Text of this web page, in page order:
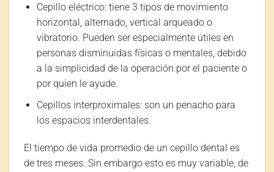
Cepillo eléctrico: tiene 3 tipos de movimiento
horizontal, alternado, vertical arqueado o
vibratorio. Pueden ser especialmente útiles en
personas disminuidas físicas o mentales, debido
a la simplicidad de la operación por el paciente o
por quien le ayude.
Cepillos interproximales: son un penacho para
los espacios interdentales.
El tiempo de vida promedio de un cepillo dental es
de tres meses. Sin embargo esto es muy variable, de